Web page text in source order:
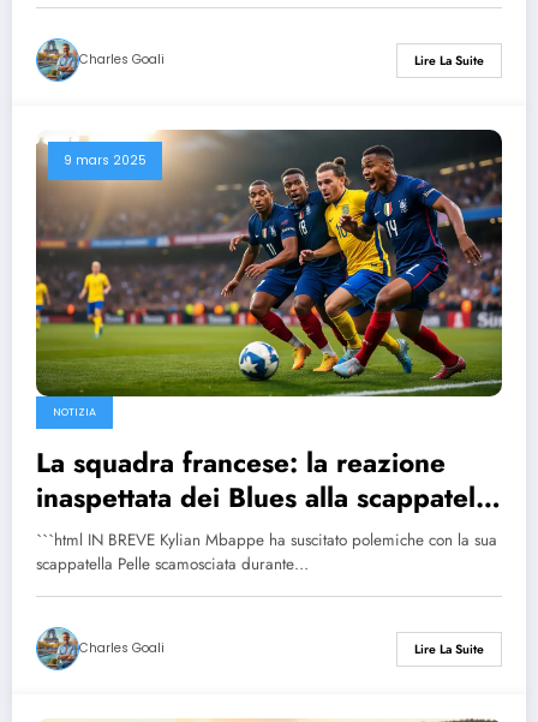
Charles Goali Lire La Suite
9 mars 2025
NOTIZIA
La squadra francese: la reazione
inaspettata dei Blues alla scappatella
svedese di Mbappé
```html IN BREVE Kylian Mbappe ha suscitato polemiche con la sua
scappatella Pelle scamosciata durante…
Charles Goali Lire La Suite